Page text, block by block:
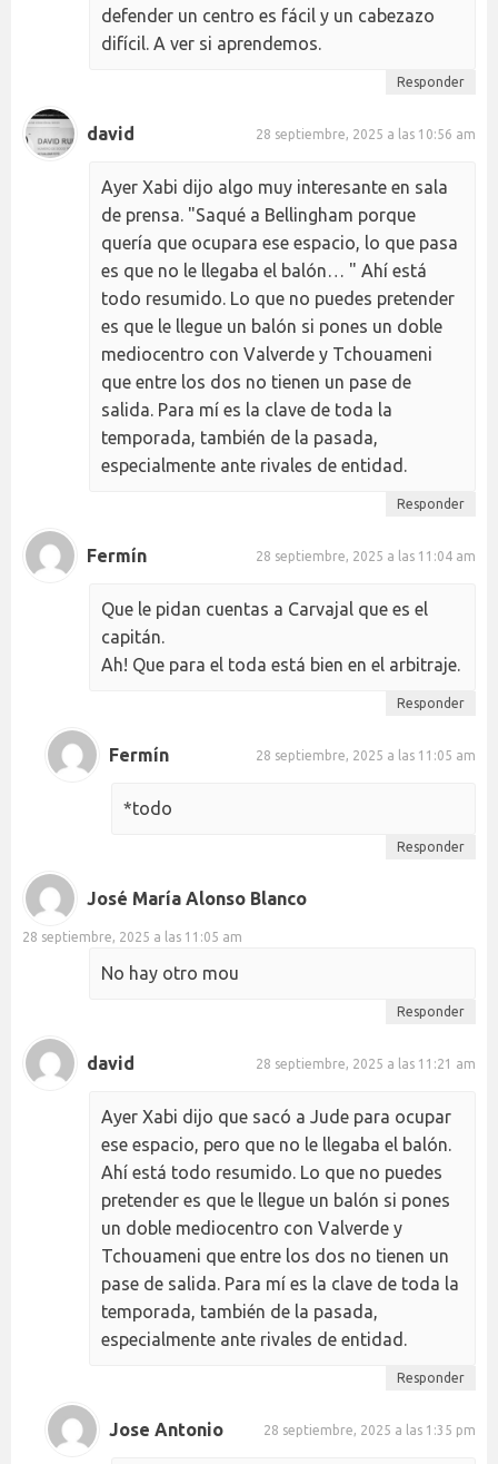
defender un centro es fácil y un cabezazo
difícil. A ver si aprendemos.
Responder
david 28 septiembre, 2025 a las 10:56 am
Ayer Xabi dijo algo muy interesante en sala
de prensa. "Saqué a Bellingham porque
quería que ocupara ese espacio, lo que pasa
es que no le llegaba el balón… " Ahí está
todo resumido. Lo que no puedes pretender
es que le llegue un balón si pones un doble
mediocentro con Valverde y Tchouameni
que entre los dos no tienen un pase de
salida. Para mí es la clave de toda la
temporada, también de la pasada,
especialmente ante rivales de entidad.
Responder
Fermín 28 septiembre, 2025 a las 11:04 am
Que le pidan cuentas a Carvajal que es el
capitán.
Ah! Que para el toda está bien en el arbitraje.
Responder
Fermín 28 septiembre, 2025 a las 11:05 am
*todo
Responder
José María Alonso Blanco
28 septiembre, 2025 a las 11:05 am
No hay otro mou
Responder
david 28 septiembre, 2025 a las 11:21 am
Ayer Xabi dijo que sacó a Jude para ocupar
ese espacio, pero que no le llegaba el balón.
Ahí está todo resumido. Lo que no puedes
pretender es que le llegue un balón si pones
un doble mediocentro con Valverde y
Tchouameni que entre los dos no tienen un
pase de salida. Para mí es la clave de toda la
temporada, también de la pasada,
especialmente ante rivales de entidad.
Responder
Jose Antonio 28 septiembre, 2025 a las 1:35 pm